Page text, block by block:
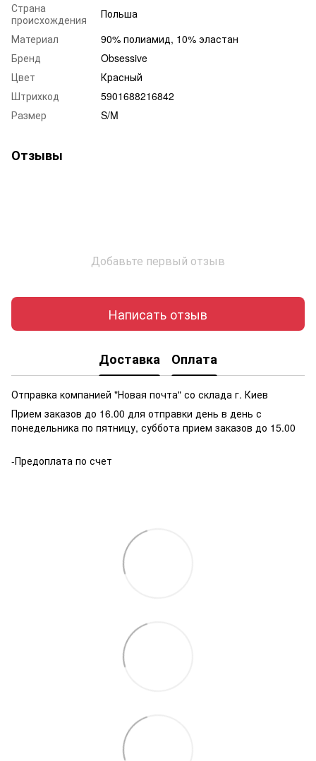
Страна
происхождения
Польша
Материал
90% полиамид, 10% эластан
Бренд
Obsessive
Цвет
Красный
Штрихкод
5901688216842
Размер
S/M
Отзывы
Добавьте первый отзыв
Написать отзыв
Доставка Оплата
Отправка компанией "Новая почта" со склада г. Киев
Прием заказов до 16.00 для отправки день в день с
понедельника по пятницу, суббота прием заказов до 15.00
-Предоплата по счет